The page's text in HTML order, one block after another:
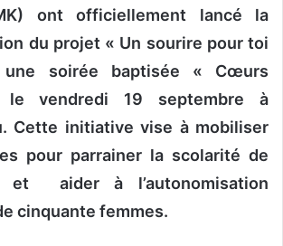
e
l
ont officiellement lancé la
du projet « Un sourire pour toi
soirée baptisée « Cœurs
le vendredi 19 septembre à
Cette initiative vise à mobiliser
pour parrainer la scolarité de
et aider à l’autonomisation
cinquante femmes.